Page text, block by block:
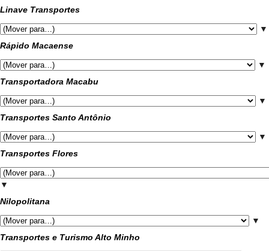
Linave Transportes
▼
Rápido Macaense
▼
Transportadora Macabu
▼
Transportes Santo Antônio
▼
Transportes Flores
▼
Nilopolitana
▼
Transportes e Turismo Alto Minho